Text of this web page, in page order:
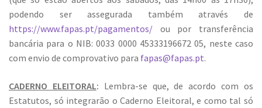
podendo ser assegurada também através de
https://www.fapas.pt/pagamentos/ ou por transferência
bancária para o NIB: 0033 0000 45333196672 05, neste caso
com envio de comprovativo para fapas@fapas.pt.
CADERNO ELEITORAL: Lembra-se que, de acordo com os
Estatutos, só integrarão o Caderno Eleitoral, e como tal só